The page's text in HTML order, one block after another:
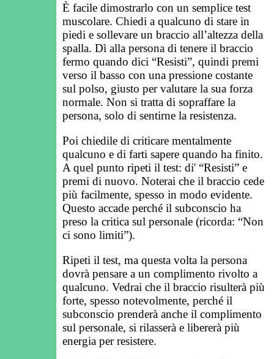
È facile dimostrarlo con un semplice test
muscolare. Chiedi a qualcuno di stare in
piedi e sollevare un braccio all’altezza della
spalla. Dì alla persona di tenere il braccio
fermo quando dici “Resisti”, quindi premi
verso il basso con una pressione costante
sul polso, giusto per valutare la sua forza
normale. Non si tratta di sopraffare la
persona, solo di sentirne la resistenza.
Poi chiedile di criticare mentalmente
qualcuno e di farti sapere quando ha finito.
A quel punto ripeti il test: di' “Resisti” e
premi di nuovo. Noterai che il braccio cede
più facilmente, spesso in modo evidente.
Questo accade perché il subconscio ha
preso la critica sul personale (ricorda: “Non
ci sono limiti”).
Ripeti il test, ma questa volta la persona
dovrà pensare a un complimento rivolto a
qualcuno. Vedrai che il braccio risulterà più
forte, spesso notevolmente, perché il
subconscio prenderà anche il complimento
sul personale, si rilasserà e libererà più
energia per resistere.